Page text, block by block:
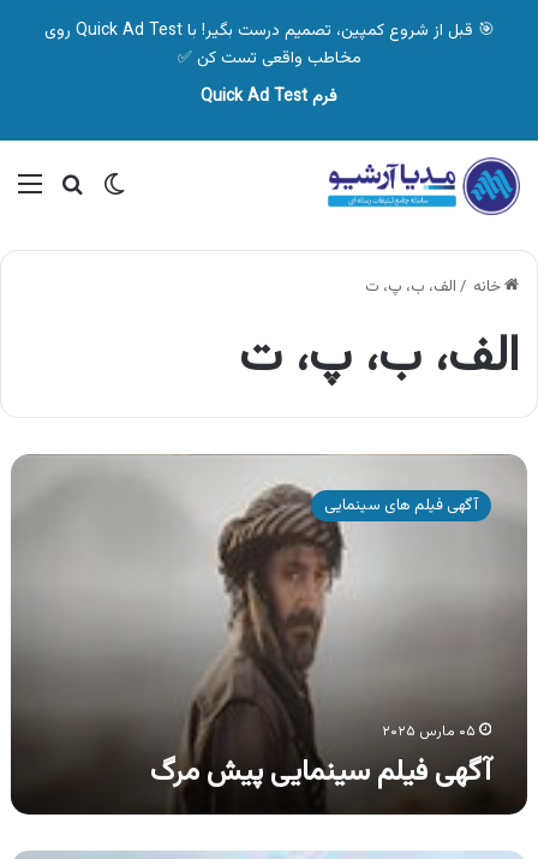
🎯 قبل از شروع کمپین، تصمیم درست بگیر! با Quick Ad Test روی
مخاطب واقعی تست کن ✅
فرم Quick Ad Test
تغییر پوسته
خانه / الف، ب، پ، ت
الف، ب، پ، ت
آگهی
سینماییآگهی فیلم های سینمایی
۰۵ مارس ۲۰۲۵
آگهی فیلم سینمایی پیش مرگ